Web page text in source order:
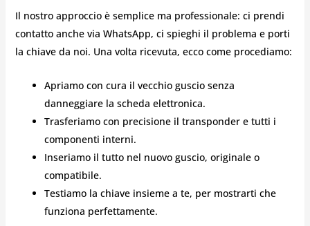
Il nostro approccio è semplice ma professionale: ci prendi
contatto anche via WhatsApp, ci spieghi il problema e porti
la chiave da noi. Una volta ricevuta, ecco come procediamo:
Apriamo con cura il vecchio guscio senza
danneggiare la scheda elettronica.
Trasferiamo con precisione il transponder e tutti i
componenti interni.
Inseriamo il tutto nel nuovo guscio, originale o
compatibile.
Testiamo la chiave insieme a te, per mostrarti che
funziona perfettamente.